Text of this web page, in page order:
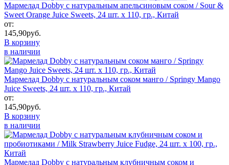
Мармелад Dobby с натуральным апельсиновым соком / Sour &
Sweet Orange Juice Sweets, 24 шт. x 110, гр., Китай
от:
145,90руб.
В корзину
в наличии
Мармелад Dobby с натуральным соком манго / Springy Mango
Juice Sweets, 24 шт. x 110, гр., Китай
от:
145,90руб.
В корзину
в наличии
Мармелад Dobby с натуральным клубничным соком и